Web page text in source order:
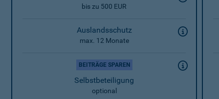
bis zu 500 EUR
Auslandsschutz
max. 12 Monate
BEITRÄGE SPAREN
Selbstbeteiligung
optional